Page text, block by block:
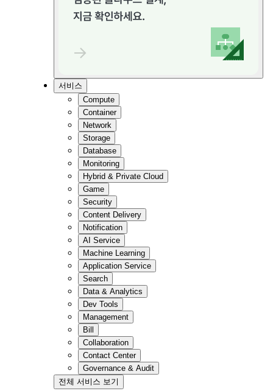
서비스
Compute
Container
Network
Storage
Database
Monitoring
Hybrid & Private Cloud
Game
Security
Content Delivery
Notification
AI Service
Machine Learning
Application Service
Search
Data & Analytics
Dev Tools
Management
Bill
Collaboration
Contact Center
Governance & Audit
전체 서비스 보기